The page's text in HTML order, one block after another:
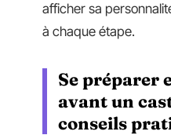
afficher sa
à chaque étape.
Se préparer
avant un
conseils